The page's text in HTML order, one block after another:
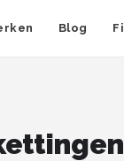
Blog